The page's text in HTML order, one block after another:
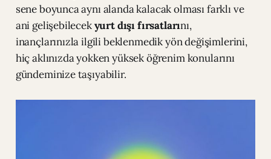
sene boyunca aynı alanda kalacak olması farklı ve
ani gelişebilecekyurt dışı fırsatlarını,
inançlarınızla ilgili beklenmedik yön değişimlerini,
hiç aklınızda yokken yüksek öğrenim konularını
gündeminize taşıyabilir.